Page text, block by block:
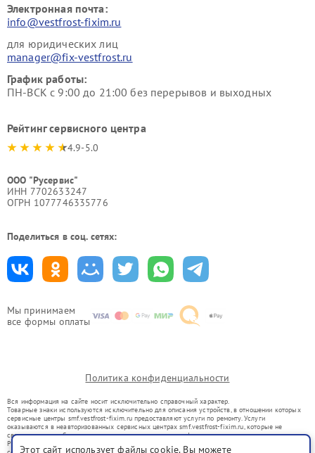
Мы принимаем
все формы оплаты
Электронная почта:
info@vestfrost-fixim.ru
для юридических лиц
manager@fix-vestfrost.ru
График работы:
ПН-ВСК с 9:00 до 21:00 без перерывов и выходных
Рейтинг сервисного центра
4.9-5.0
ООО "Русервис"
ИНН 7702633247
ОГРН 1077746335776
Поделиться в соц. сетях:
Политика конфиденциальности
Вся информация на сайте носит исключительно справочный характер.
Товарные знаки используются исключительно для описания устройств, в отношении которых
сервисные центры smf.vestfrost-fixim.ru предоставляют услуги по ремонту. Услуги
оказываются в неавторизованных сервисных центрах smf.vestfrost-fixim.ru, которые не
связаны с правообладателями товарных знаков или их официальными представителями.
Ремонт осуществляется для устройств, уже введенных в гражданский оборот в соответствии
Этот сайт использует файлы cookie. Вы можете